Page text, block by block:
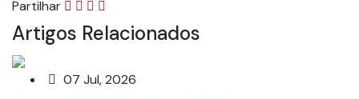
Partilhar
Artigos Relacionados
07 Jul, 2026